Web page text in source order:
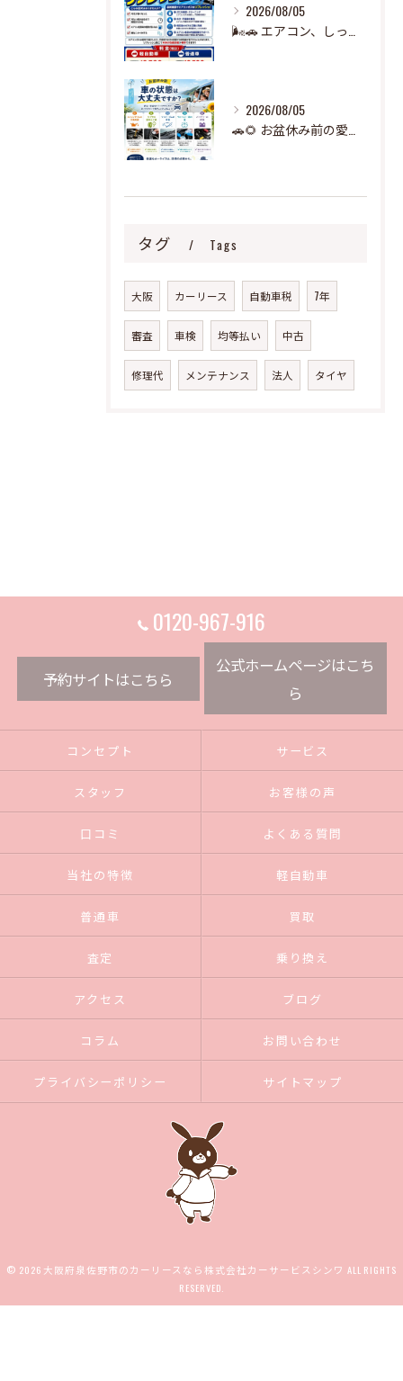
2026/08/05
🌬️🚗 エアコン、しっかり冷えていますか？ 🧊
2026/08/05
🚗🌻 お盆休み前の愛車チェック、できていますか？ 🌻🚗
タグ Tags
大阪 カーリース 自動車税 7年
審査 車検 均等払い 中古
修理代 メンテナンス 法人 タイヤ
0120-967-916
予約サイトはこちら
公式ホームページはこち
ら
コンセプト サービス
スタッフ お客様の声
口コミ よくある質問
当社の特徴 軽自動車
普通車 買取
査定 乗り換え
アクセス ブログ
コラム お問い合わせ
プライバシーポリシー サイトマップ
© 2026 大阪府泉佐野市のカーリースなら株式会社カーサービスシンワ ALL RIGHTS
RESERVED.